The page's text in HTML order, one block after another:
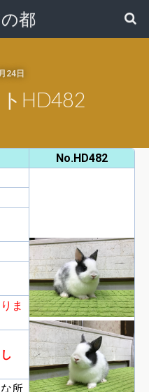
都
24日
HD482
No.HD482
ま
所